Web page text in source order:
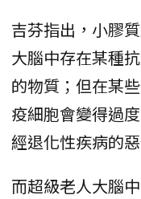
吉芬指出，小膠
大腦中存在某種
的物質；但在某
疫細胞會變得過
經退化性疾病的惡
而超級老人大腦